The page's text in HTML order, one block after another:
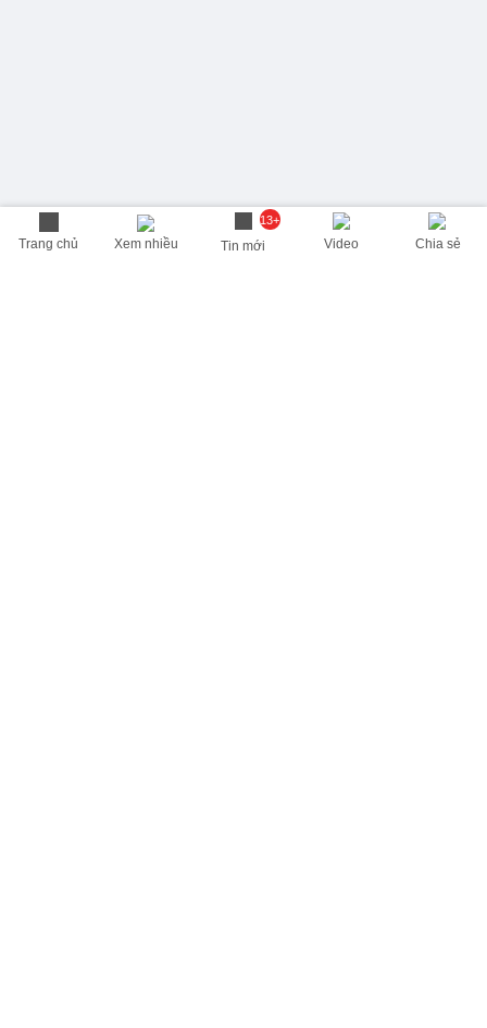
Trang chủ Xem nhiều
13+
Tin mới Video Chia sẻ